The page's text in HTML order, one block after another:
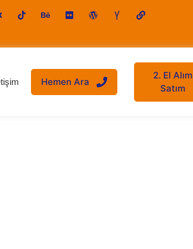
Hemen Ara
2. El Alım
Satım